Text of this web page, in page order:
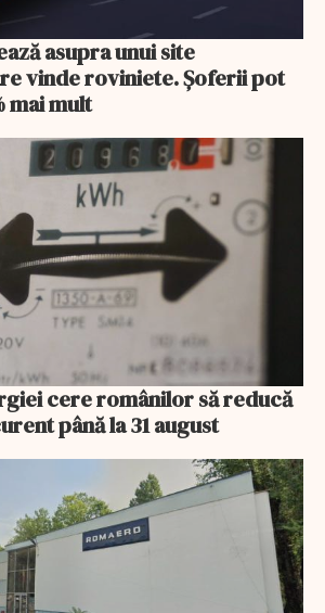
asupra unui site
vinde roviniete. Șoferii pot
mai mult
cere românilor să reducă
până la 31 august